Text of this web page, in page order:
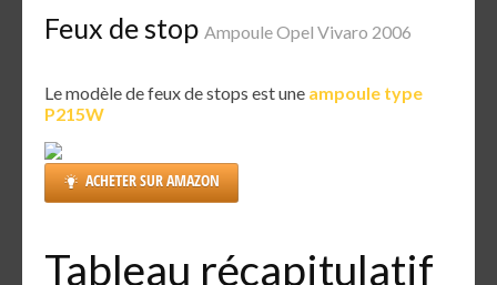
Feux de stop Ampoule Opel Vivaro 2006
Le modèle de feux de stops est une ampoule type
P215W
ACHETER SUR AMAZON
Tableau récapitulatif